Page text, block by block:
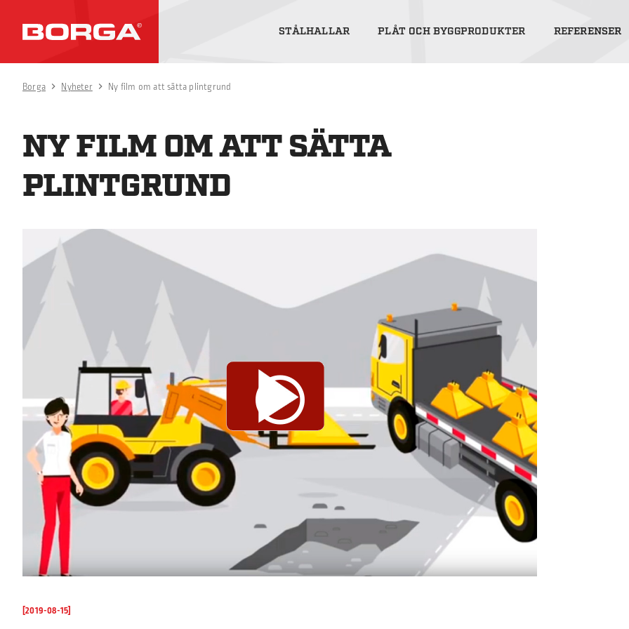
STÅLHALLAR PLÅT OCH BYGGPRODUKTER REFERENSER
Borga Nyheter Ny film om att sätta plintgrund
NY FILM OM ATT SÄTTA
PLINTGRUND
[2019-08-15]